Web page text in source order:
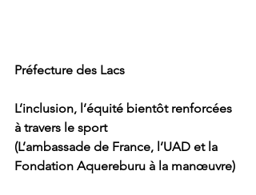
Préfecture des Lacs
L’inclusion, l’équité bientôt renforcées
à travers le sport
(L’ambassade de France, l’UAD et la
Fondation Aquereburu à la manœuvre)